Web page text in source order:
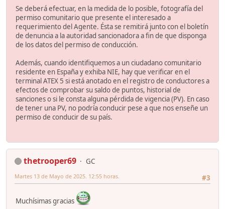
Se deberá efectuar, en la medida de lo posible, fotografía del
permiso comunitario que presente el interesado a
requerimiento del Agente. Ésta se remitirá junto con el boletín
de denuncia a la autoridad sancionadora a fin de que disponga
de los datos del permiso de conducción.
Además, cuando identifiquemos a un ciudadano comunitario
residente en España y exhiba NIE, hay que verificar en el
terminal ATEX 5 si está anotado en el registro de conductores a
efectos de comprobar su saldo de puntos, historial de
sanciones o si le consta alguna pérdida de vigencia (PV). En caso
de tener una PV, no podría conducir pese a que nos enseñe un
permiso de conducir de su país.
thetrooper69
GC
#3
Martes 13 de Mayo de 2025. 12:55 horas.
Muchísimas gracias